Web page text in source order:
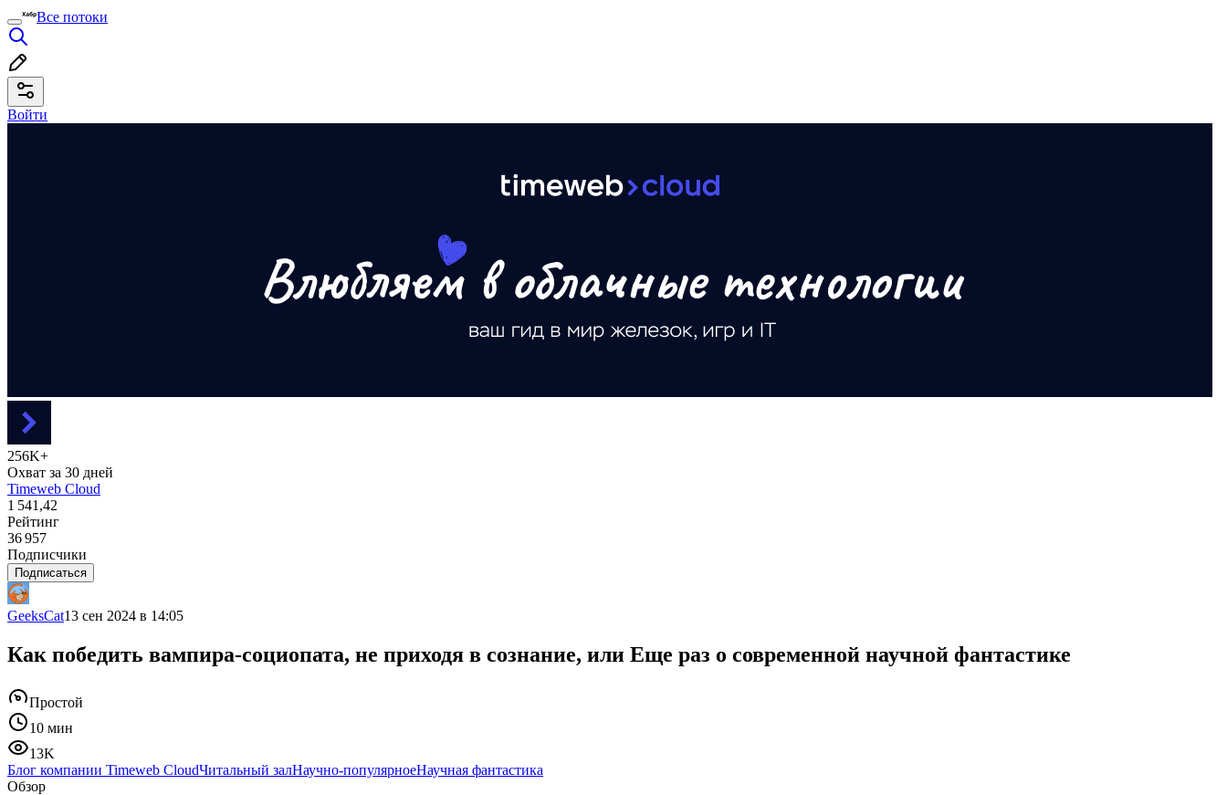
Все потоки
Войти
256K+
Охват за 30 дней
Timeweb Cloud
1 541,42
Рейтинг
36 957
Подписчики
Подписаться
GeeksCat13 сен 2024 в 14:05
Как победить вампира-социопата, не приходя в сознание, или Еще раз о современной научной фантастике
Простой
10 мин
13K
Блог компании Timeweb CloudЧитальный залНаучно-популярноеНаучная фантастика
Обзор